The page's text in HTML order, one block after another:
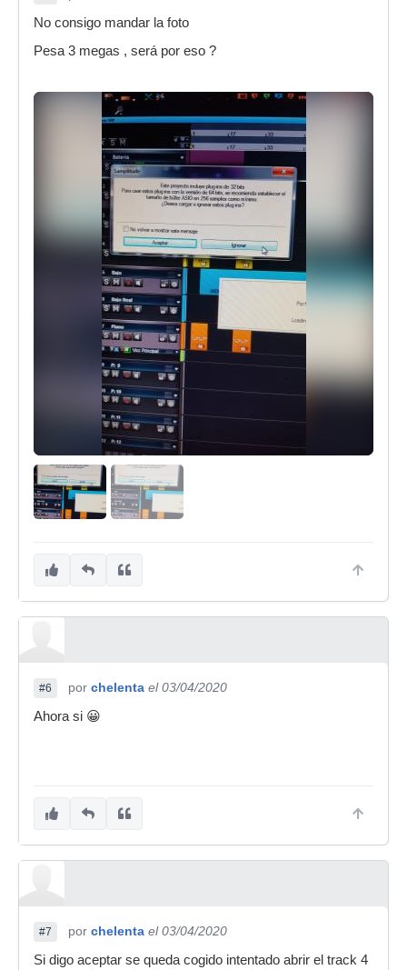
No consigo mandar la foto
Pesa 3 megas , será por eso ?
#6 por chelenta el 03/04/2020
Ahora si 😀
#7 por chelenta el 03/04/2020
Si digo aceptar se queda cogido intentado abrir el track 4